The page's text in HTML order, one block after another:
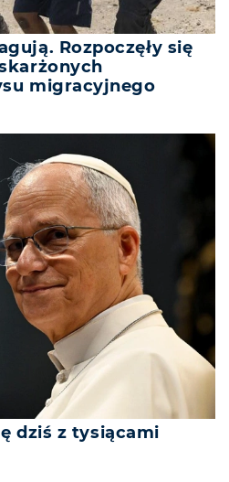
Rozpoczęły się
migracyjnego
dziś z tysiącami